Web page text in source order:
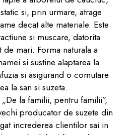
si, prin urmare, atrage
decat alte materiale. Este
si muscare, datorita
de mari. Forma naturala a
si sustine alaptarea la
si asigurand o comutare
la san si suzeta.
la familii, pentru familii”,
producator de suzete din
increderea clientilor sai in